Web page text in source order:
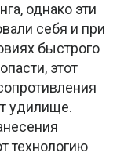
однако эти
себя и при
быстрого
этот
удилище.
технологию